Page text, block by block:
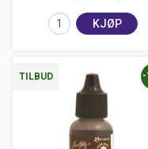
KJØP
TILBUD -